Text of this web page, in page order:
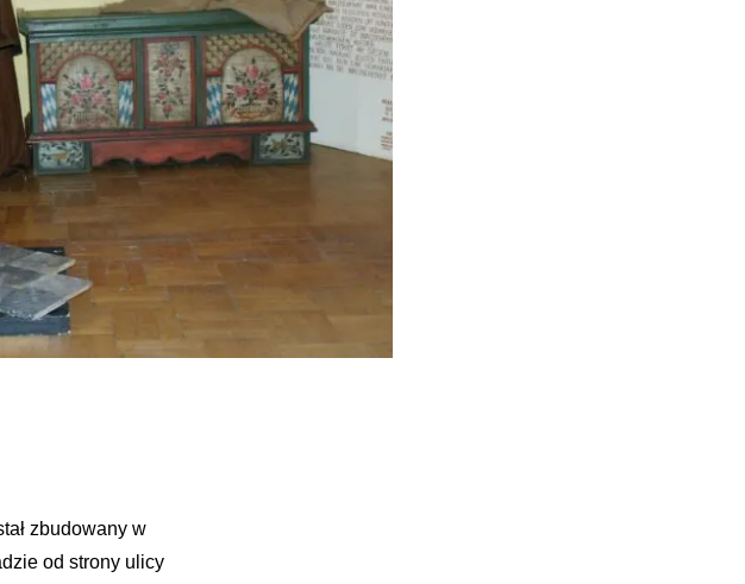
zbudowany w
od strony ulicy